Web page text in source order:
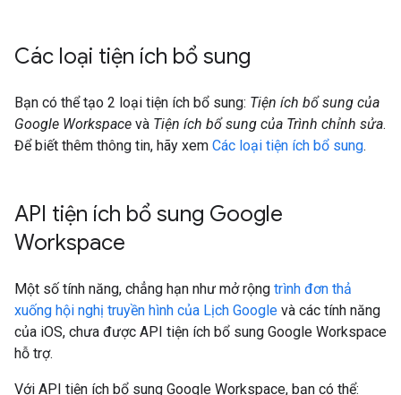
Các loại tiện ích bổ sung
Bạn có thể tạo 2 loại tiện ích bổ sung: Tiện ích bổ sung của
Google Workspace và Tiện ích bổ sung của Trình chỉnh sửa.
Để biết thêm thông tin, hãy xem Các loại tiện ích bổ sung.
API tiện ích bổ sung Google
Workspace
Một số tính năng, chẳng hạn như mở rộng trình đơn thả
xuống hội nghị truyền hình của Lịch Google và các tính năng
của iOS, chưa được API tiện ích bổ sung Google Workspace
hỗ trợ.
Với API tiện ích bổ sung Google Workspace, bạn có thể: